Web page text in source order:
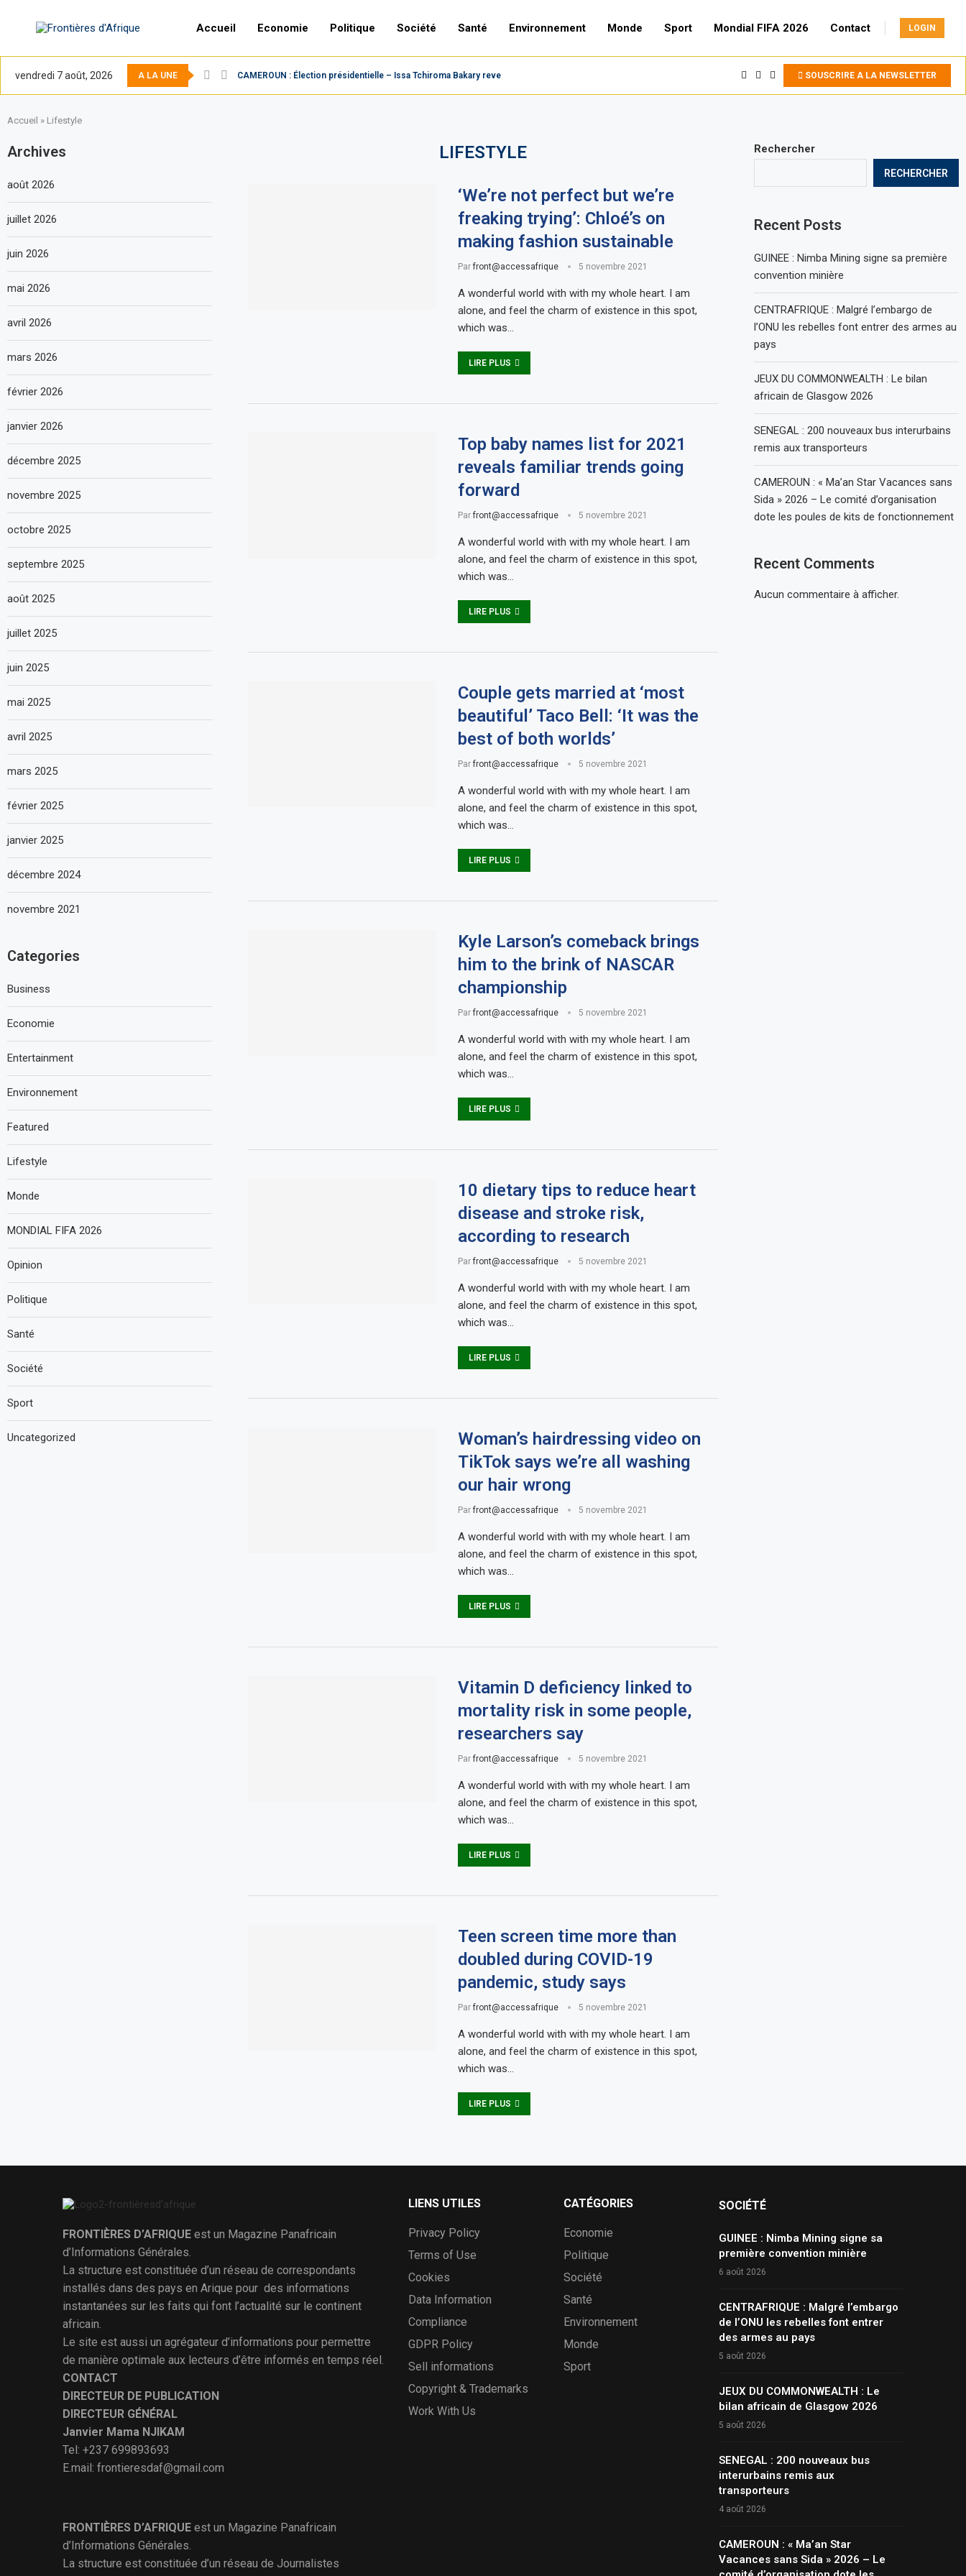
Accueil Economie Politique Société Santé Environnement Monde Sport Mondial FIFA 2026 Contact LOGIN
vendredi 7 août, 2026 A LA UNE CAMEROUN : Élection présidentielle – Issa Tchiroma Bakary revendique la victoire,... SOUSCRIRE A LA NEWSLETTER
Accueil » Lifestyle
LIFESTYLE
‘We’re not perfect but we’re
freaking trying’: Chloé’s on
making fashion sustainable
Parfront@accessafrique 5 novembre 2021
A wonderful world with with my whole heart. I am
alone, and feel the charm of existence in this spot,
which was…
LIRE PLUS
Top baby names list for 2021
reveals familiar trends going
forward
Parfront@accessafrique 5 novembre 2021
A wonderful world with with my whole heart. I am
alone, and feel the charm of existence in this spot,
which was…
LIRE PLUS
Couple gets married at ‘most
beautiful’ Taco Bell: ‘It was the
best of both worlds’
Parfront@accessafrique 5 novembre 2021
A wonderful world with with my whole heart. I am
alone, and feel the charm of existence in this spot,
which was…
LIRE PLUS
Kyle Larson’s comeback brings
him to the brink of NASCAR
championship
Parfront@accessafrique 5 novembre 2021
A wonderful world with with my whole heart. I am
alone, and feel the charm of existence in this spot,
which was…
LIRE PLUS
10 dietary tips to reduce heart
disease and stroke risk,
according to research
Parfront@accessafrique 5 novembre 2021
A wonderful world with with my whole heart. I am
alone, and feel the charm of existence in this spot,
which was…
LIRE PLUS
Woman’s hairdressing video on
TikTok says we’re all washing
our hair wrong
Parfront@accessafrique 5 novembre 2021
A wonderful world with with my whole heart. I am
alone, and feel the charm of existence in this spot,
which was…
LIRE PLUS
Vitamin D deficiency linked to
mortality risk in some people,
researchers say
Parfront@accessafrique 5 novembre 2021
A wonderful world with with my whole heart. I am
alone, and feel the charm of existence in this spot,
which was…
LIRE PLUS
Teen screen time more than
doubled during COVID-19
pandemic, study says
Parfront@accessafrique 5 novembre 2021
A wonderful world with with my whole heart. I am
alone, and feel the charm of existence in this spot,
which was…
LIRE PLUS
Rechercher
RECHERCHER
Recent Posts
GUINEE : Nimba Mining signe sa première
convention minière
CENTRAFRIQUE : Malgré l’embargo de
l’ONU les rebelles font entrer des armes au
pays
JEUX DU COMMONWEALTH : Le bilan
africain de Glasgow 2026
SENEGAL : 200 nouveaux bus interurbains
remis aux transporteurs
CAMEROUN : « Ma’an Star Vacances sans
Sida » 2026 – Le comité d’organisation
dote les poules de kits de fonctionnement
Recent Comments
Aucun commentaire à afficher.
Archives
août 2026
juillet 2026
juin 2026
mai 2026
avril 2026
mars 2026
février 2026
janvier 2026
décembre 2025
novembre 2025
octobre 2025
septembre 2025
août 2025
juillet 2025
juin 2025
mai 2025
avril 2025
mars 2025
février 2025
janvier 2025
décembre 2024
novembre 2021
Categories
Business
Economie
Entertainment
Environnement
Featured
Lifestyle
Monde
MONDIAL FIFA 2026
Opinion
Politique
Santé
Société
Sport
Uncategorized
FRONTIÈRES D’AFRIQUE est un Magazine Panafricain
d’Informations Générales.
La structure est constituée d’un réseau de correspondants
installés dans des pays en Arique pour des informations
instantanées sur les faits qui font l’actualité sur le continent
africain.
Le site est aussi un agrégateur d’informations pour permettre
de manière optimale aux lecteurs d’être informés en temps réel.
CONTACT
DIRECTEUR DE PUBLICATION
DIRECTEUR GÉNÉRAL
Janvier Mama NJIKAM
Tel: +237 699893693
E.mail: frontieresdaf@gmail.com
FRONTIÈRES D’AFRIQUE est un Magazine Panafricain
d’Informations Générales.
La structure est constituée d’un réseau de Journalistes
LIENS UTILES
Privacy Policy
Terms of Use
Cookies
Data Information
Compliance
GDPR Policy
Sell informations
Copyright & Trademarks
Work With Us
CATÉGORIES
Economie
Politique
Société
Santé
Environnement
Monde
Sport
SOCIÉTÉ
GUINEE : Nimba Mining signe sa
première convention minière
6 août 2026
CENTRAFRIQUE : Malgré l’embargo
de l’ONU les rebelles font entrer
des armes au pays
5 août 2026
JEUX DU COMMONWEALTH : Le
bilan africain de Glasgow 2026
5 août 2026
SENEGAL : 200 nouveaux bus
interurbains remis aux
transporteurs
4 août 2026
CAMEROUN : « Ma’an Star
Vacances sans Sida » 2026 – Le